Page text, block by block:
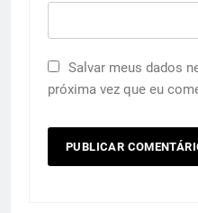
Salvar meus dados
próxima vez que eu